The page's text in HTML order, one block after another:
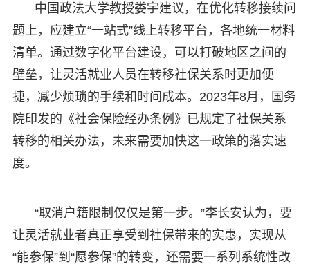
中国政法大学教授娄宇建议，在优化转移接续问
题上，应建立“一站式”线上转移平台，各地统一材料
清单。通过数字化平台建设，可以打破地区之间的
壁垒，让灵活就业人员在转移社保关系时更加便
捷，减少烦琐的手续和时间成本。2023年8月，国务
院印发的《社会保险经办条例》已规定了社保关系
转移的相关办法，未来需要加快这一政策的落实速
度。
“取消户籍限制仅仅是第一步。”李长安认为，要
让灵活就业者真正享受到社保带来的实惠，实现从
“能参保”到“愿参保”的转变，还需要一系列系统性改